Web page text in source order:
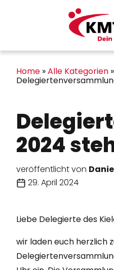
Mitgliederportal
Home »Alle Kategorien »
2024
veröffentlicht von
29. April 2024
Liebe Delegierte des
wir laden euch herzlich